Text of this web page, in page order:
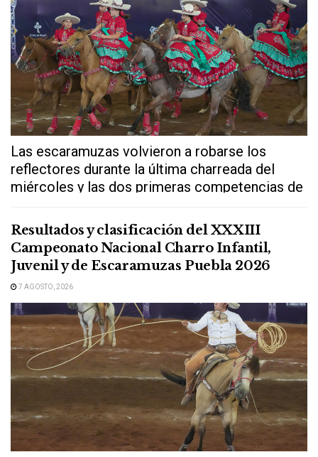
Las escaramuzas volvieron a robarse los
reflectores durante la última charreada del
miércoles y las dos primeras competencias de
Resultados y clasificación del XXXIII
Campeonato Nacional Charro Infantil,
Juvenil y de Escaramuzas Puebla 2026
7 AGOSTO, 2026